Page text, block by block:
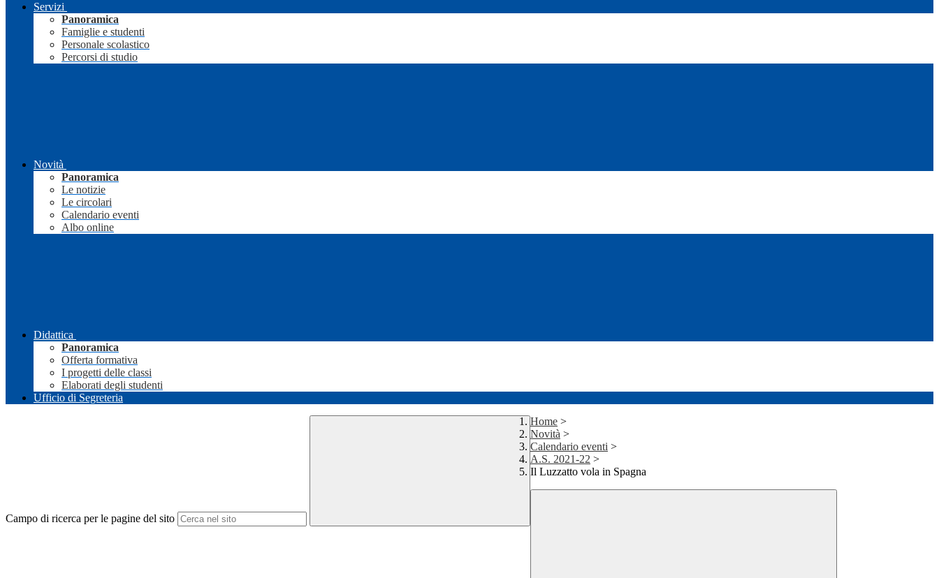
Servizi
Panoramica
Famiglie e studenti
Personale scolastico
Percorsi di studio
Novità
Panoramica
Le notizie
Le circolari
Calendario eventi
Albo online
Didattica
Panoramica
Offerta formativa
I progetti delle classi
Elaborati degli studenti
Ufficio di Segreteria
Campo di ricerca per le pagine del sito
Home >
Novità >
Calendario eventi >
A.S. 2021-22 >
Il Luzzatto vola in Spagna